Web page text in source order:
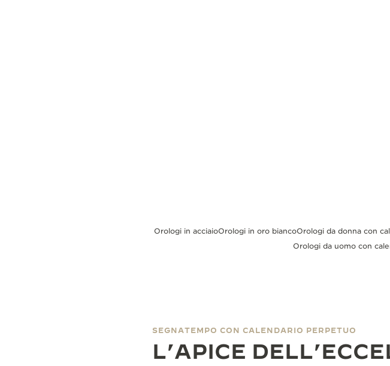
Orologi in acciaioOrologi in oro biancoOrologi da donna con
Orologi da uomo con
SEGNATEMPO CON CALENDARIO PERPETUO
L’APICE